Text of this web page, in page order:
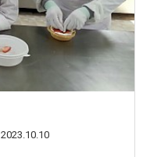
2023.10.10